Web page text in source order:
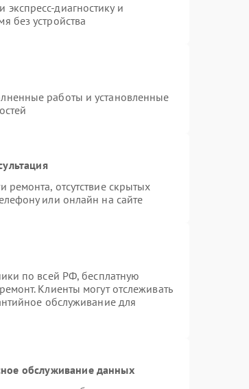
диагностику и
без устройства
работы и установленные
ремонта, отсутствие скрытых
или онлайн на сайте
по всей РФ, бесплатную
Клиенты могут отслеживать
обслуживание для
обслуживание данных